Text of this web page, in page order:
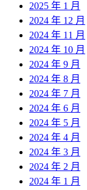
2025 年 1 月
2024 年 12 月
2024 年 11 月
2024 年 10 月
2024 年 9 月
2024 年 8 月
2024 年 7 月
2024 年 6 月
2024 年 5 月
2024 年 4 月
2024 年 3 月
2024 年 2 月
2024 年 1 月